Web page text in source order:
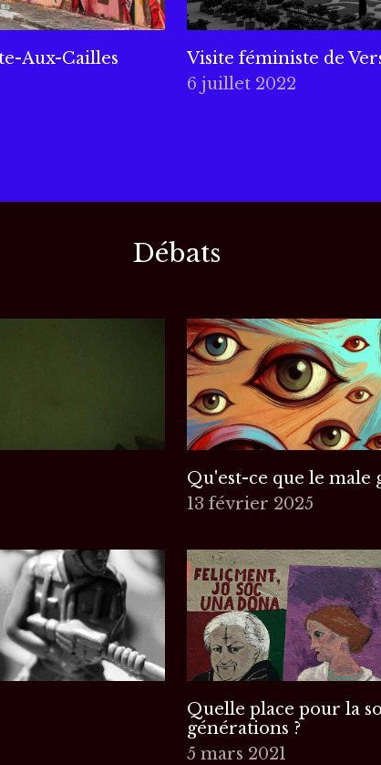
Aux-Cailles
Visite féministe de
6 juillet 2022
Débats
Qu'est-ce que le male
13 février 2025
Quelle place pour la
générations ?
5 mars 2021